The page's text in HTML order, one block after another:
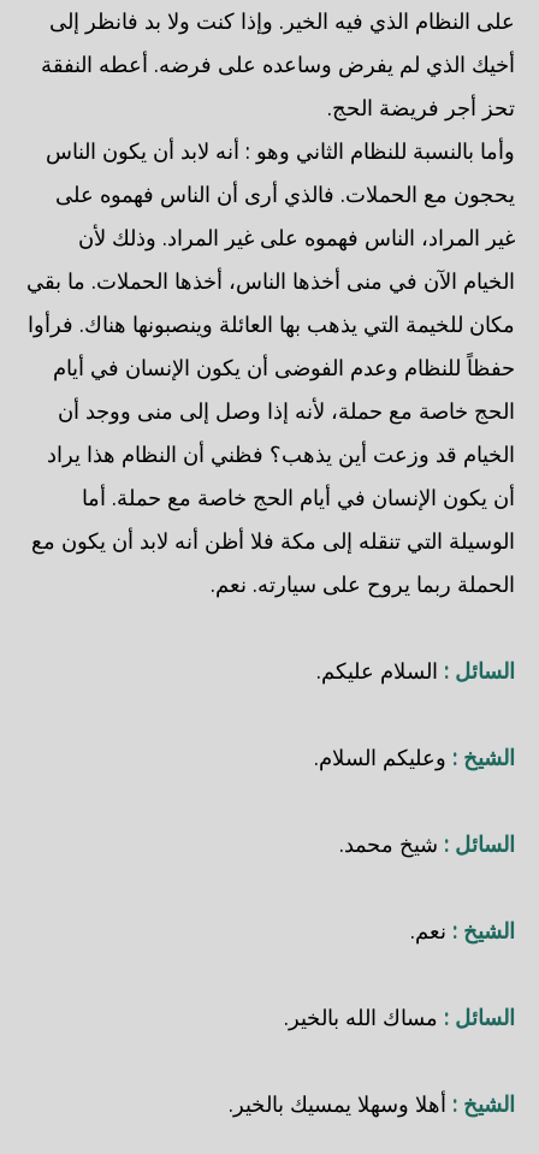
على النظام الذي فيه الخير. وإذا كنت ولا بد فانظر إلى
أخيك الذي لم يفرض وساعده على فرضه. أعطه النفقة
تحز أجر فريضة الحج.
وأما بالنسبة للنظام الثاني وهو : أنه لابد أن يكون الناس
يحجون مع الحملات. فالذي أرى أن الناس فهموه على
غير المراد، الناس فهموه على غير المراد. وذلك لأن
الخيام الآن في منى أخذها الناس، أخذها الحملات. ما بقي
مكان للخيمة التي يذهب بها العائلة وينصبونها هناك. فرأوا
حفظاً للنظام وعدم الفوضى أن يكون الإنسان في أيام
الحج خاصة مع حملة، لأنه إذا وصل إلى منى ووجد أن
الخيام قد وزعت أين يذهب؟ فظني أن النظام هذا يراد
أن يكون الإنسان في أيام الحج خاصة مع حملة. أما
الوسيلة التي تنقله إلى مكة فلا أظن أنه لابد أن يكون مع
الحملة ربما يروح على سيارته. نعم.
السائل : السلام عليكم.
الشيخ : وعليكم السلام.
السائل : شيخ محمد.
الشيخ : نعم.
السائل : مساك الله بالخير.
الشيخ : أهلا وسهلا يمسيك بالخير.